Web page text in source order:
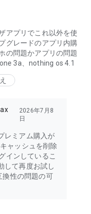
アプリでこれ以外を使
グレードのアプリ内購
の問題かアプリの問題
3a、nothing os 4.1
2026年7月8
日
レミアム購入が
ャッシュを削除
インしているこ
して再度お試し
換性の問題の可